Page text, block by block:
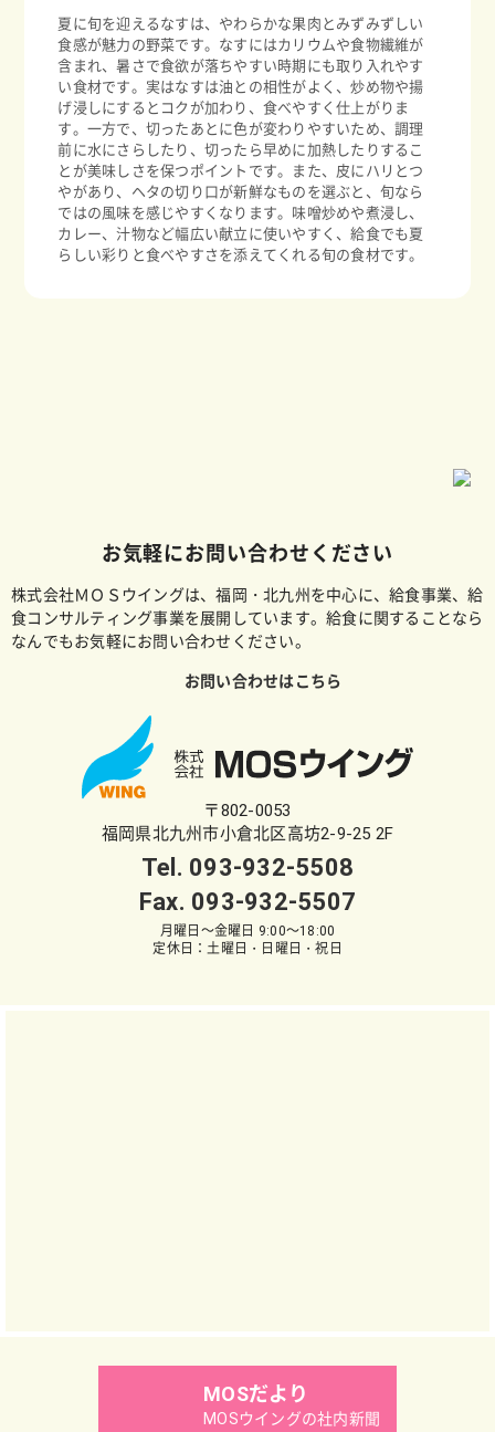
夏に旬を迎えるなすは、やわらかな果肉とみずみずしい
食感が魅力の野菜です。なすにはカリウムや食物繊維が
含まれ、暑さで食欲が落ちやすい時期にも取り入れやす
い食材です。実はなすは油との相性がよく、炒め物や揚
げ浸しにするとコクが加わり、食べやすく仕上がりま
す。一方で、切ったあとに色が変わりやすいため、調理
前に水にさらしたり、切ったら早めに加熱したりするこ
とが美味しさを保つポイントです。また、皮にハリとつ
やがあり、ヘタの切り口が新鮮なものを選ぶと、旬なら
ではの風味を感じやすくなります。味噌炒めや煮浸し、
カレー、汁物など幅広い献立に使いやすく、給食でも夏
らしい彩りと食べやすさを添えてくれる旬の食材です。
お気軽にお問い合わせください
株式会社ＭＯＳウイングは、福岡・北九州を中心に、給食事業、給
食コンサルティング事業を展開しています。給食に関することなら
なんでもお気軽にお問い合わせください。
お問い合わせはこちら
〒802-0053
福岡県北九州市小倉北区高坊2-9-25 2F
Tel. 093-932-5508
Fax. 093-932-5507
月曜日～金曜日 9:00～18:00
定休日：土曜日・日曜日・祝日
MOSだより
MOSウイングの社内新聞